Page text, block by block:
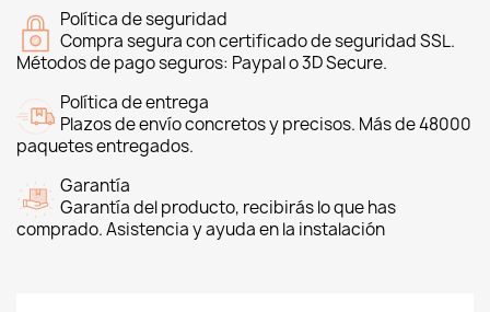
Política de seguridad
Compra segura con certificado de seguridad SSL.
Métodos de pago seguros: Paypal o 3D Secure.
Política de entrega
Plazos de envío concretos y precisos. Más de 48000
paquetes entregados.
Garantía
Garantía del producto, recibirás lo que has
comprado. Asistencia y ayuda en la instalación